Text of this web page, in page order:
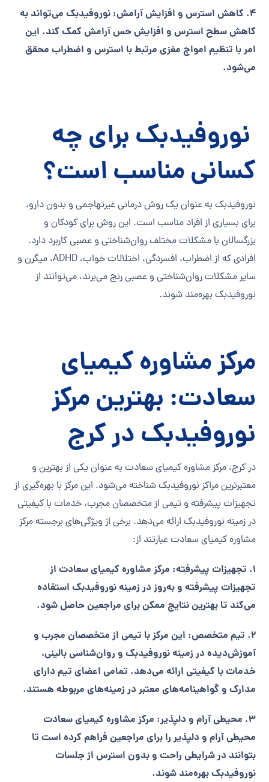
4. کاهش استرس و افزایش آرامش: نوروفیدبک می‌تواند به
کاهش سطح استرس و افزایش حس آرامش کمک کند. این
امر با تنظیم امواج مغزی مرتبط با استرس و اضطراب محقق
می‌شود.
نوروفیدبک برای چه
کسانی مناسب است؟
نوروفیدبک به عنوان یک روش درمانی غیرتهاجمی و بدون دارو،
برای بسیاری از افراد مناسب است. این روش برای کودکان و
بزرگسالان با مشکلات مختلف روان‌شناختی و عصبی کاربرد دارد.
افرادی که از اضطراب، افسردگی، اختلالات خواب، ADHD، میگرن و
سایر مشکلات روان‌شناختی و عصبی رنج می‌برند، می‌توانند از
نوروفیدبک بهره‌مند شوند.
مرکز مشاوره کیمیای
سعادت: بهترین مرکز
نوروفیدبک در کرج
در کرج، مرکز مشاوره کیمیای سعادت به عنوان یکی از بهترین و
معتبرترین مراکز نوروفیدبک شناخته می‌شود. این مرکز با بهره‌گیری از
تجهیزات پیشرفته و تیمی از متخصصان مجرب، خدمات با کیفیتی
در زمینه نوروفیدبک ارائه می‌دهد. برخی از ویژگی‌های برجسته مرکز
مشاوره کیمیای سعادت عبارتند از:
1. تجهیزات پیشرفته: مرکز مشاوره کیمیای سعادت از
تجهیزات پیشرفته و به‌روز در زمینه نوروفیدبک استفاده
می‌کند تا بهترین نتایج ممکن برای مراجعین حاصل شود.
2. تیم متخصص: این مرکز با تیمی از متخصصان مجرب و
آموزش‌دیده در زمینه نوروفیدبک و روان‌شناسی بالینی،
خدمات با کیفیتی ارائه می‌دهد. تمامی اعضای تیم دارای
مدارک و گواهینامه‌های معتبر در زمینه‌های مربوطه هستند.
3. محیطی آرام و دلپذیر: مرکز مشاوره کیمیای سعادت
محیطی آرام و دلپذیر را برای مراجعین فراهم کرده است تا
بتوانند در شرایطی راحت و بدون استرس از جلسات
نوروفیدبک بهره‌مند شوند.